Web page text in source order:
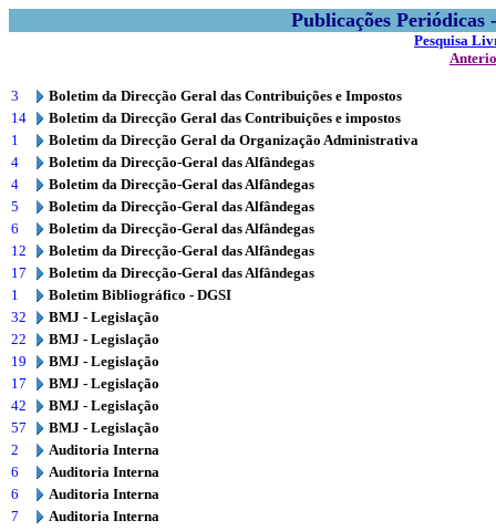
Publicações
Pesquisa
3
Boletim da Direcção Geral das Contribuições e Impostos
14
Boletim da Direcção Geral das Contribuições e impostos
1
Boletim da Direcção Geral da Organização Administrativa
4
Boletim da Direcção-Geral das Alfândegas
4
Boletim da Direcção-Geral das Alfândegas
5
Boletim da Direcção-Geral das Alfândegas
6
Boletim da Direcção-Geral das Alfândegas
12
Boletim da Direcção-Geral das Alfândegas
17
Boletim da Direcção-Geral das Alfândegas
1
Boletim Bibliográfico - DGSI
32
BMJ - Legislação
22
BMJ - Legislação
19
BMJ - Legislação
17
BMJ - Legislação
42
BMJ - Legislação
57
BMJ - Legislação
2
Auditoria Interna
6
Auditoria Interna
6
Auditoria Interna
7
Auditoria Interna